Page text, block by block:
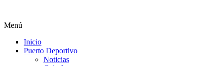
Menú
Inicio
Puerto Deportivo
Noticias